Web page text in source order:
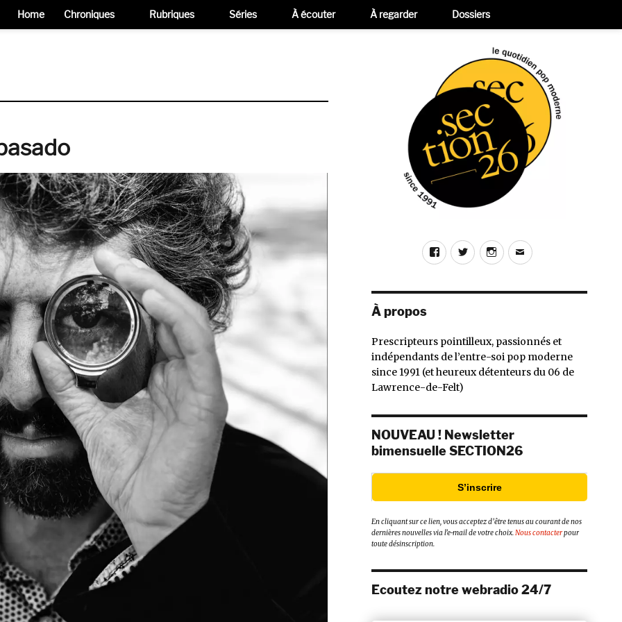
FacebookTwitterInstagram
E-
À propos
Prescripteurs pointilleux, passionnés et
indépendants de l’entre-soi pop moderne
since 1991 (et heureux détenteurs du 06 de
Lawrence-de-Felt)
NOUVEAU ! Newsletter
bimensuelle SECTION26
S’inscrire
En cliquant sur ce lien, vous acceptez d’être tenus au courant de nos
dernières nouvelles via l’e-mail de votre choix.Nous contacterpour
toute désinscription.
Ecoutez notre webradio 24/7
Home Chroniques Rubriques Séries À écouter À regarder Dossiers